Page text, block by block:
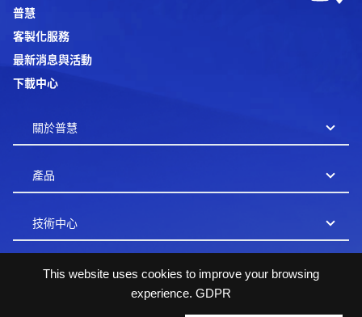
This website uses cookies to improve your browsing
experience. GDPR
普慧
客製化服務
最新消息與活動
下載中心